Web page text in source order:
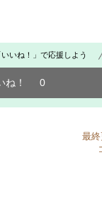
いね！」で応援しよう
ね！ 0
最